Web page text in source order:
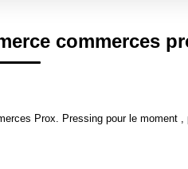
commerces
Prox. Pressing pour le moment